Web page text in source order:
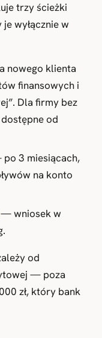
trzy ścieżki
wyłącznie w
nowego klienta
finansowych i
Dla firmy bez
od
3 miesiącach,
na konto
— wniosek w
od
— poza
zł, który bank